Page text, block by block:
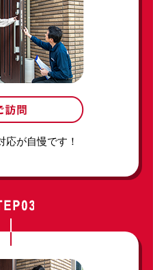
応が自慢です！